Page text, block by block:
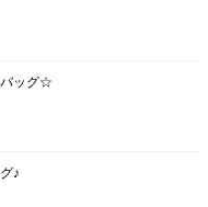
ッグ☆
♪